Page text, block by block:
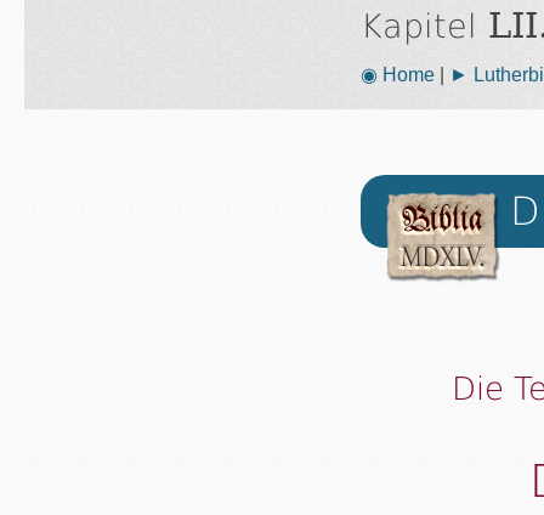
Kapitel
◉ Home| ►
Die